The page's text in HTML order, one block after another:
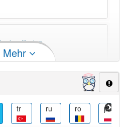
Duden
×
haben fast immer
Mehr
tr ru ro pl